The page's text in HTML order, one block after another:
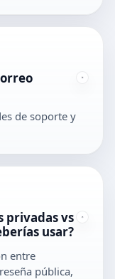
de soporte y
privadas vs
usar?
entre
pública,